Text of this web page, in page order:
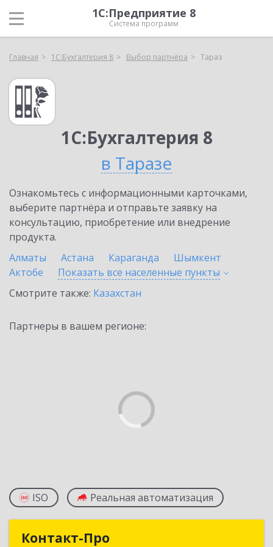
1С:Предприятие 8
Система программ
Главная 1С:Бухгалтерия 8 Выбор партнёра Тараз
1С:Бухгалтерия 8
в Таразе
Ознакомьтесь с информационными карточками,
выберите партнёра и отправьте заявку на
консультацию, приобретение или внедрение
продукта.
Алматы
Астана Караганда
Шымкент
Актобе
Показать все населенные пункты
Смотрите также: Казахстан
Партнеры в вашем регионе:
ISO Реальная автоматизация
Контакт-Про